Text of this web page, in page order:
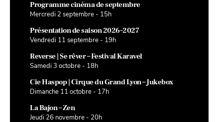
Programme cinéma de septembre
Mercredi 2 septembre - 15h
Présentation de saison 2026-2027
Vendredi 11 septembre - 19h
Reverse | Se rêver – Festival Karavel
Samedi 3 octobre - 18h
Cie Haspop | Cirque du Grand Lyon – Jukebox
Dimanche 11 octobre - 17h
La Bajon – Zen
Jeudi 26 novembre - 20h